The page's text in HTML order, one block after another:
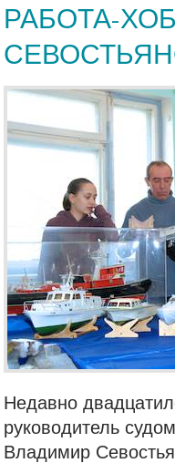
РАБОТА-
Недавно
руководитель
Владимир